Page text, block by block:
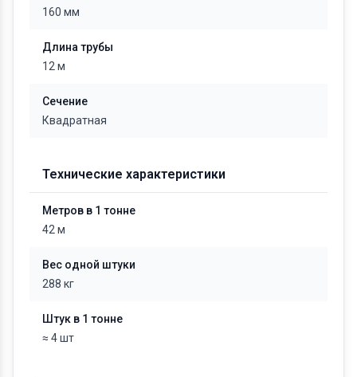
160 мм
Длина трубы
12 м
Сечение
Квадратная
Технические характеристики
Метров в 1 тонне
42 м
Вес одной штуки
288 кг
Штук в 1 тонне
≈ 4 шт